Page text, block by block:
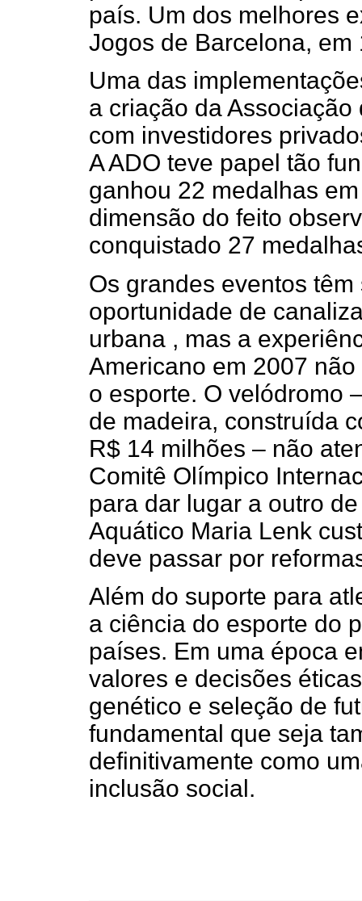
país. Um dos melhores
Jogos de Barcelona, em
Uma das
a criação da
com investidores
A ADO teve papel tão
ganhou 22 medalhas
dimensão do feito
conquistado 27
Os grandes eventos
oportunidade de
urbana , mas a
Americano em 2007
o esporte. O velódromo
de madeira, construída
R$ 14 milhões – não
Comitê Olímpico
para dar lugar a outro
Aquático Maria Lenk
deve passar por
Além do suporte para
a ciência do esporte do
países. Em uma época
valores e decisões
genético e seleção de
fundamental que seja
definitivamente como
inclusão social.